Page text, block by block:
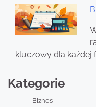
kluczowy dla każdej
Kategorie
Biznes